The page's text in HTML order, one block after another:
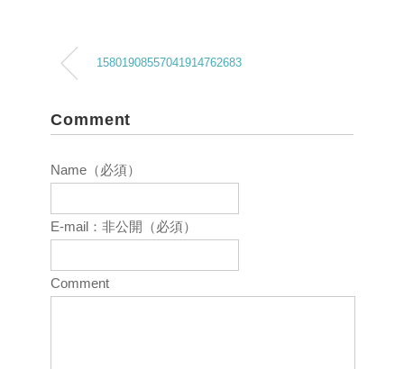
15801908557041914762683
Comment
Name（必須）
E-mail：非公開（必須）
Comment